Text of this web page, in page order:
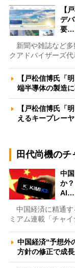
【
デ
要…
新聞や雑誌など多
クアドバイザーズ
【戸松信博氏「
端半導体の製造
【戸松信博氏「
えるキープレー
田代尚機の
中
か
AI…
中国経済に精通す
ミアム連載「チャ
中国経済“予想
方針の修正で成